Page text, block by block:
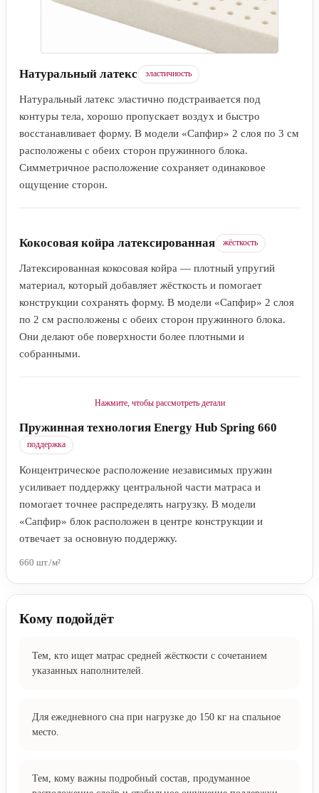
Натуральный латекс эластичность
Натуральный латекс эластично подстраивается под
контуры тела, хорошо пропускает воздух и быстро
восстанавливает форму. В модели «Сапфир» 2 слоя по 3 см
расположены с обеих сторон пружинного блока.
Симметричное расположение сохраняет одинаковое
ощущение сторон.
материал, который добавляет жёсткость и помогает
конструкции сохранять форму. В модели «Сапфир» 2 слоя
по 2 см расположены с обеих сторон пружинного блока.
Они делают обе поверхности более плотными и
собранными.
поддержка
Концентрическое расположение независимых пружин
помогает точнее распределять нагрузку. В модели
«Сапфир» блок расположен в центре конструкции и
660 шт./м²